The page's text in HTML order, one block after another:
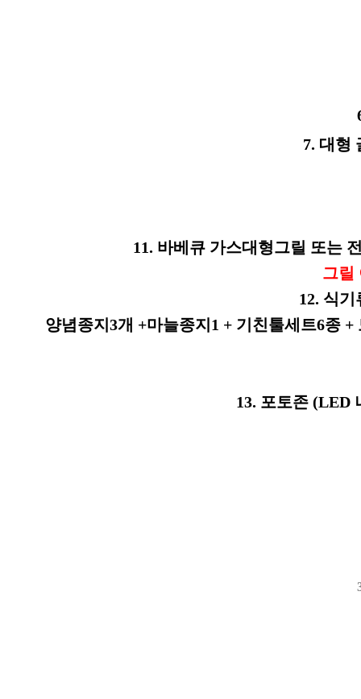
7. 대형
11. 바베큐 가스대형그릴 또는
그릴
12. 식
양념종지3개 +마늘종지1 + 기친툴세트6종 +
13. 포토존 (LED